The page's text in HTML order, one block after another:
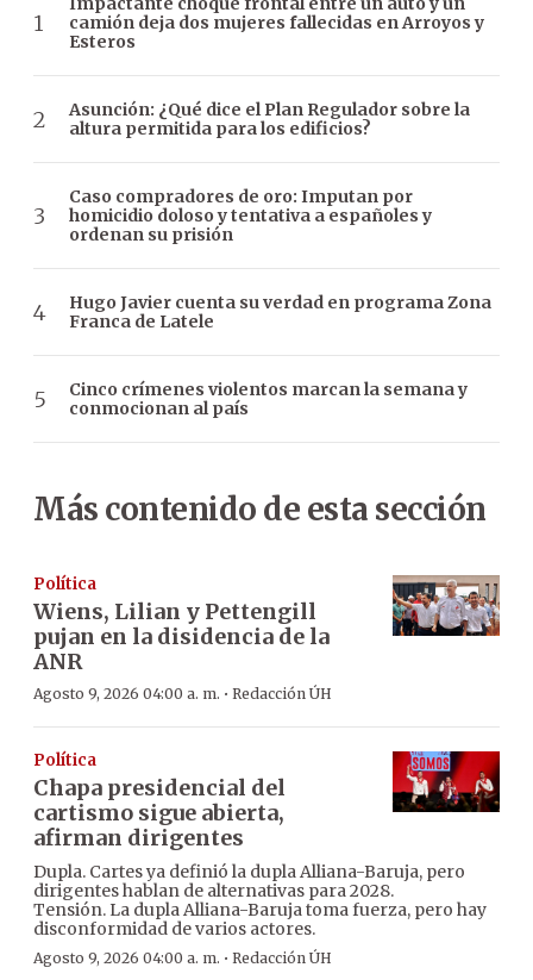
camión deja dos mujeres fallecidas en Arroyos y
Esteros
Asunción: ¿Qué dice el Plan Regulador sobre la
altura permitida para los edificios?
Caso compradores de oro: Imputan por
homicidio doloso y tentativa a españoles y
ordenan su prisión
Hugo Javier cuenta su verdad en programa Zona
Franca de Latele
Cinco crímenes violentos marcan la semana y
conmocionan al país
Más contenido de esta sección
Política
Wiens, Lilian y Pettengill
pujan en la disidencia de la
ANR
Agosto 9, 2026 04:00 a. m. · Redacción ÚH
Política
Chapa presidencial del
cartismo sigue abierta,
afirman dirigentes
Dupla. Cartes ya definió la dupla Alliana-Baruja, pero
dirigentes hablan de alternativas para 2028.
Tensión. La dupla Alliana-Baruja toma fuerza, pero hay
disconformidad de varios actores.
Agosto 9, 2026 04:00 a. m. · Redacción ÚH